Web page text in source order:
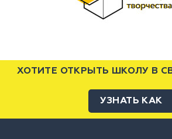
ХОТИТЕ ОТКРЫТЬ ШКОЛУ В
УЗНАТЬ КАК